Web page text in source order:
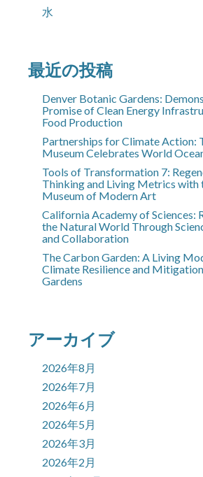
水
最近の投稿
Denver Botanic Gardens:
Promise of Clean Energy
Food Production
Partnerships for Climate Action:
Museum Celebrates World
Tools of Transformation 7:
Thinking and Living Metrics with
Museum of Modern Art
California Academy of Sciences:
the Natural World Through
and Collaboration
The Carbon Garden: A Living
Climate Resilience and
Gardens
アーカイブ
2026年8月
2026年7月
2026年6月
2026年5月
2026年3月
2026年2月